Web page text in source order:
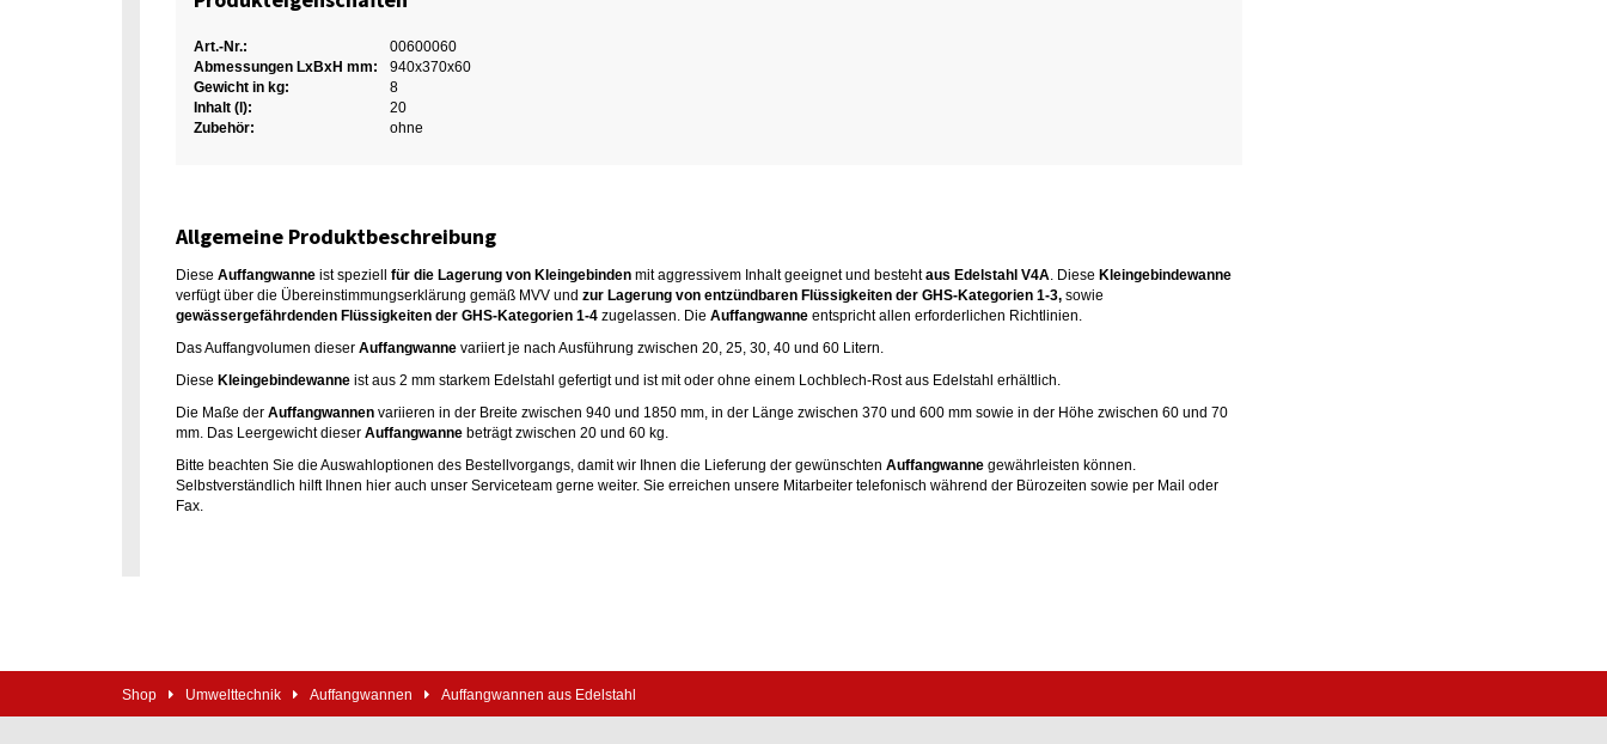
Art.-Nr.:
00600060
Abmessungen LxBxH mm:
940x370x60
Gewicht in kg:
8
Inhalt (l):
20
Zubehör:
ohne
Allgemeine Produktbeschreibung
Diese Auffangwanne ist speziell für die Lagerung von Kleingebinden mit aggressivem Inhalt geeignet und bestehtaus Edelstahl V4A. Diese Kleingebindewanne
verfügt über die Übereinstimmungserklärung gemäß MVV und zur Lagerung von entzündbaren Flüssigkeiten der GHS-Kategorien 1-3, sowie
gewässergefährdenden Flüssigkeiten der GHS-Kategorien 1-4 zugelassen. Die Auffangwanne entspricht allen erforderlichen Richtlinien.
Das Auffangvolumen dieser Auffangwanne variiert je nach Ausführung zwischen 20, 25, 30, 40 und 60 Litern.
Diese Kleingebindewanne ist aus 2 mm starkem Edelstahl gefertigt und ist mit oder ohne einem Lochblech-Rost aus Edelstahl erhältlich.
Die Maße der Auffangwannen variieren in der Breite zwischen 940 und 1850 mm, in der Länge zwischen 370 und 600 mm sowie in der Höhe zwischen 60 und 70
mm. Das Leergewicht dieser Auffangwanne beträgt zwischen 20 und 60 kg.
Bitte beachten Sie die Auswahloptionen des Bestellvorgangs, damit wir Ihnen die Lieferung der gewünschten Auffangwanne gewährleisten können.
Selbstverständlich hilft Ihnen hier auch unser Serviceteam gerne weiter. Sie erreichen unsere Mitarbeiter telefonisch während der Bürozeiten sowie per Mail oder
Fax.
Shop Umwelttechnik Auffangwannen Auffangwannen aus Edelstahl